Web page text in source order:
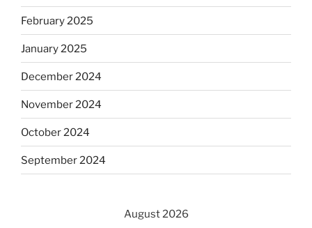
February 2025
January 2025
December 2024
November 2024
October 2024
September 2024
August 2026